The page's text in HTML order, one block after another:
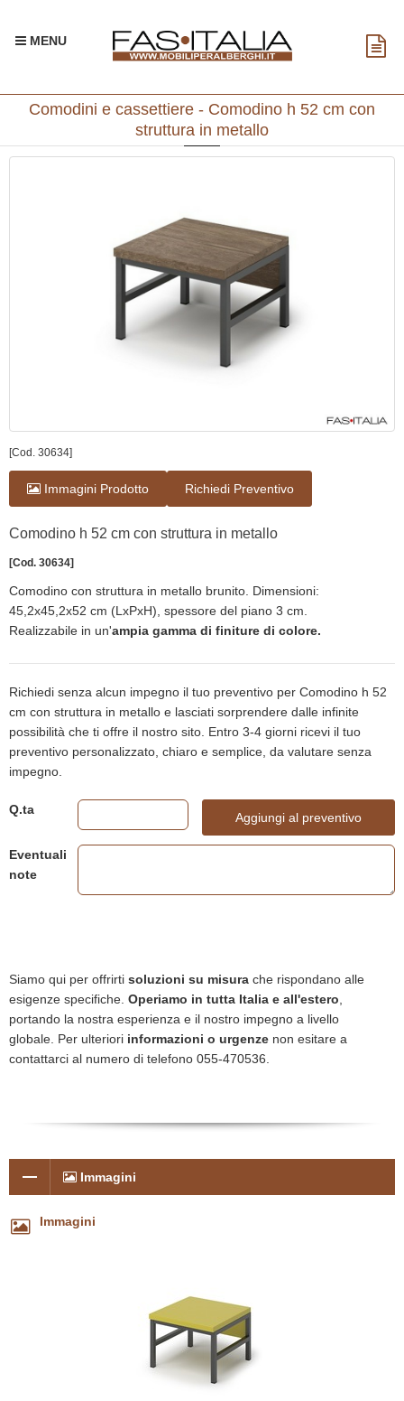
MENU
Comodini e cassettiere - Comodino h 52 cm con
struttura in metallo
[Cod. 30634]
Immagini Prodotto Richiedi Preventivo
Comodino h 52 cm con struttura in metallo
[Cod. 30634]
Comodino con struttura in metallo brunito. Dimensioni:
45,2x45,2x52 cm (LxPxH), spessore del piano 3 cm.
Realizzabile in un'ampia gamma di finiture di colore.
Richiedi senza alcun impegno il tuo preventivo per Comodino h 52
cm con struttura in metallo e lasciati sorprendere dalle infinite
possibilità che ti offre il nostro sito. Entro 3-4 giorni ricevi il tuo
preventivo personalizzato, chiaro e semplice, da valutare senza
impegno.
Q.ta
Aggiungi al preventivo
Eventuali
note
Siamo qui per offrirti soluzioni su misura che rispondano alle
esigenze specifiche. Operiamo in tutta Italia e all'estero,
portando la nostra esperienza e il nostro impegno a livello
globale. Per ulteriori informazioni o urgenze non esitare a
contattarci al numero di telefono 055-470536.
Immagini
Immagini